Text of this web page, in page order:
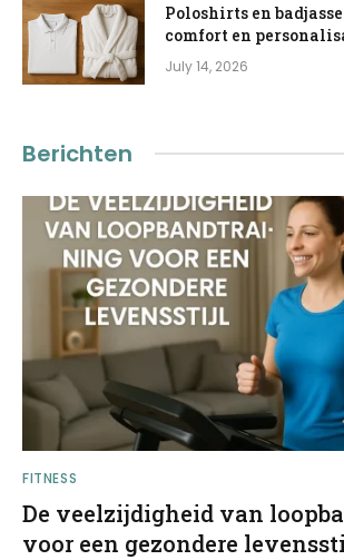
Poloshirts en
comfort en
July 14, 2026
Berichten
FITNESS
De veelzijdigheid van
voor een gezondere